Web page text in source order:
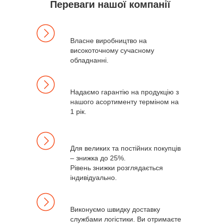
Переваги нашої компанії
Власне виробництво на
високоточному сучасному
обладнанні.
Надаємо гарантію на продукцію з
нашого асортименту терміном на
1 рік.
Для великих та постійних покупців
– знижка до 25%.
Рівень знижки розглядається
індивідуально.
Виконуємо швидку доставку
службами логістики. Ви отримаєте